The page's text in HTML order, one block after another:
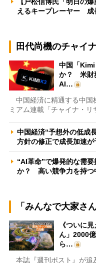
えるキープレーヤー
田代尚機のチャイ
中国「
か？ 米財
AI…
中国経済に精通する中国
ミアム連載「チャイナ・リ
中国経済“予想外の低成
方針の修正で成長加速
“AI革命”で爆発的な需
か？ 高い競争力を持つ
「みんなで大家さ
《ついに
ん」2000
ら…
本誌『週刊ポスト』が追